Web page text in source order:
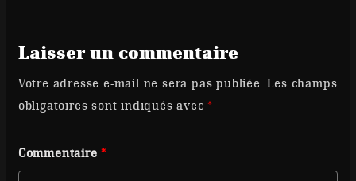
Laisser un commentaire
Votre adresse e-mail ne sera pas publiée. Les champs
obligatoires sont indiqués avec*
Commentaire*